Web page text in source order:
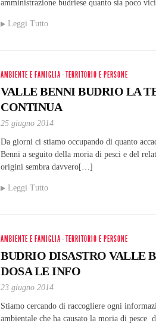
amministrazione budriese quanto sia poco
Leggi Tutto
AMBIENTE E FAMIGLIA ·TERRITORIO E PERSONE
VALLE BENNI BUDRIO LA
CONTINUA
25 giugno 2014
Da giorni ci stiamo occupando di quanto
Benni a seguito della moria di pesci e del
origini sembra davvero[…]
Leggi Tutto
AMBIENTE E FAMIGLIA ·TERRITORIO E PERSONE
BUDRIO DISASTRO VALLE
DOSA LE INFO
23 giugno 2014
Stiamo cercando di raccogliere ogni
ambientale che ha causato la moria di pesce